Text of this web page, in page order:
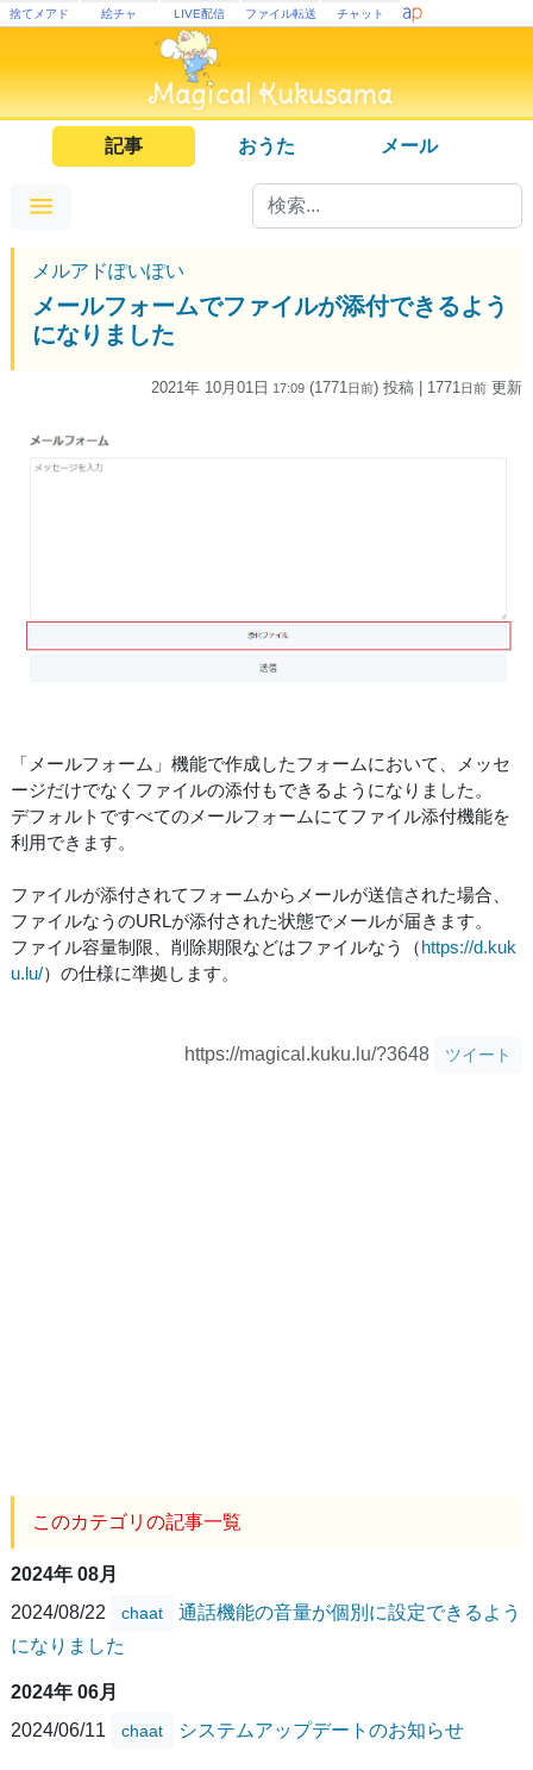
捨てメアド 絵チャ LIVE配信 ファイル転送 チャット
記事 おうた メール
メルアドぽいぽい
メールフォームでファイルが添付できるよう
になりました
2021年 10月01日 17:09 (1771 日前) 投稿 | 1771 日前 更新
「メールフォーム」機能で作成したフォームにおいて、メッセ
ージだけでなくファイルの添付もできるようになりました。
デフォルトですべてのメールフォームにてファイル添付機能を
利用できます。
ファイルが添付されてフォームからメールが送信された場合、
ファイルなうのURLが添付された状態でメールが届きます。
ファイル容量制限、削除期限などはファイルなう（https://d.kuk
u.lu/）の仕様に準拠します。
https://magical.kuku.lu/?3648 ツイート
このカテゴリの記事一覧
2024年 08月
2024/08/22
chaat
通話機能の音量が個別に設定できるよう
になりました
2024年 06月
2024/06/11
chaat システムアップデートのお知らせ